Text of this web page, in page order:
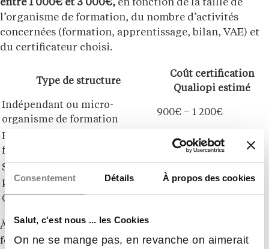
Consentement Détails À propos des cookies
Salut, c'est nous ... les Cookies
On ne se mange pas, en revanche on aimerait
entre 1 000€ et 3 000€, en fonction de la taille de
l’organisme de formation, du nombre d’activités
concernées (formation, apprentissage, bilan, VAE) et
du certificateur choisi.
Type de structure
Coût certification
Qualiopi estimé
Indépendant ou micro-
organisme de formation
900€ – 1 200€
Petite structure avec 1 à 5
formateurs
1 200€ – 1 800€
Structure moyenne avec
plusieurs activités
1 800€ – 2 500€
Organisme multi-sites
À noter qu’il n’est pas possible de régler en plusieurs
fois.